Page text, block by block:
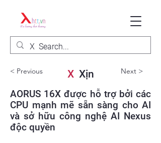
< Previous XXịn Next >
AORUS 16X được hỗ trợ bởi các
CPU mạnh mẽ sẵn sàng cho AI
và sở hữu công nghệ AI Nexus
độc quyền